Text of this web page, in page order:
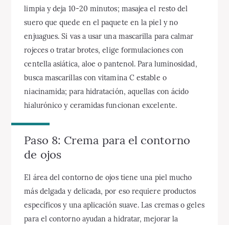
limpia y deja 10-20 minutos; masajea el resto del
suero que quede en el paquete en la piel y no
enjuagues. Si vas a usar una mascarilla para calmar
rojeces o tratar brotes, elige formulaciones con
centella asiática, aloe o pantenol. Para luminosidad,
busca mascarillas con vitamina C estable o
niacinamida; para hidratación, aquellas con ácido
hialurónico y ceramidas funcionan excelente.
Paso 8: Crema para el contorno
de ojos
El área del contorno de ojos tiene una piel mucho
más delgada y delicada, por eso requiere productos
específicos y una aplicación suave. Las cremas o geles
para el contorno ayudan a hidratar, mejorar la